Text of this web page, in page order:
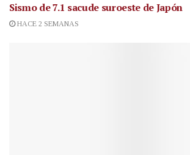
Sismo de 7.1 sacude suroeste de Japón
HACE 2 SEMANAS